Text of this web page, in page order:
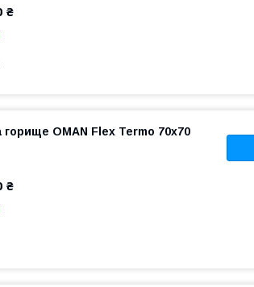
₴
OMAN Flex Termo 70x70
₴